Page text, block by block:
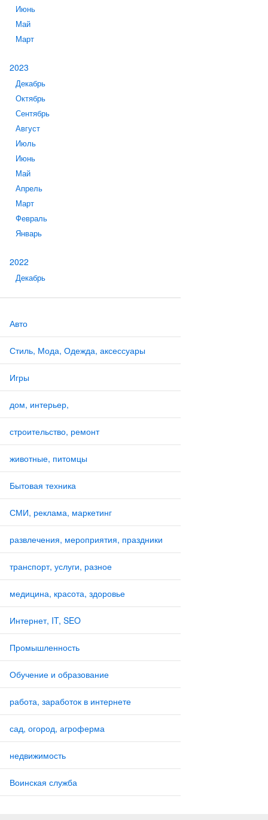
Июнь
Май
Март
2023
Декабрь
Октябрь
Сентябрь
Август
Июль
Июнь
Май
Апрель
Март
Февраль
Январь
2022
Декабрь
Авто
Стиль, Мода, Одежда, аксессуары
Игры
дом, интерьер,
строительство, ремонт
животные, питомцы
Бытовая техника
СМИ, реклама, маркетинг
развлечения, мероприятия, праздники
транспорт, услуги, разное
медицина, красота, здоровье
Интернет, IT, SEO
Промышленность
Обучение и образование
работа, заработок в интернете
сад, огород, агроферма
недвижимость
Воинская служба